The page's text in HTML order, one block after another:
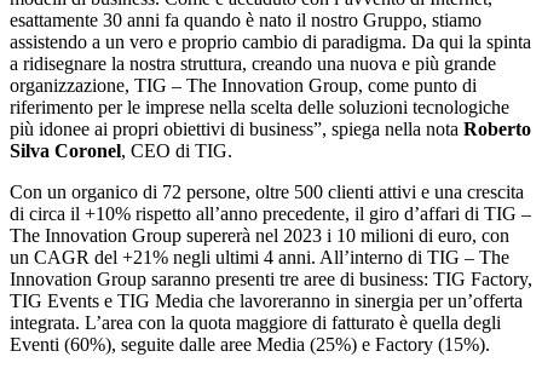
esattamente 30 anni fa quando è nato il nostro Gruppo, stiamo
assistendo a un vero e proprio cambio di paradigma. Da qui la spinta
a ridisegnare la nostra struttura, creando una nuova e più grande
organizzazione, TIG – The Innovation Group, come punto di
riferimento per le imprese nella scelta delle soluzioni tecnologiche
più idonee ai propri obiettivi di business”, spiega nella nota Roberto
Silva Coronel, CEO di TIG.
Con un organico di 72 persone, oltre 500 clienti attivi e una crescita
di circa il +10% rispetto all’anno precedente, il giro d’affari di TIG –
The Innovation Group supererà nel 2023 i 10 milioni di euro, con
un CAGR del +21% negli ultimi 4 anni. All’interno di TIG – The
Innovation Group saranno presenti tre aree di business: TIG Factory,
TIG Events e TIG Media che lavoreranno in sinergia per un’offerta
integrata. L’area con la quota maggiore di fatturato è quella degli
Eventi (60%), seguite dalle aree Media (25%) e Factory (15%).